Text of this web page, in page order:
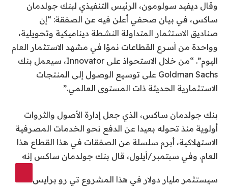
وقال ديفيد سولومون، الرئيس التنفيذي لبنك جولدمان
ساكس، في بيان صحفي أعلن فيه عن الصفقة: “إن
صناديق الاستثمار المتداولة النشطة ديناميكية وتحويلية،
وواحدة من أسرع القطاعات نموًا في مشهد الاستثمار العام
اليوم”. “من خلال الاستحواذ على Innovator، سيعمل بنك
Goldman Sachs على توسيع الوصول إلى المنتجات
الاستثمارية الحديثة ذات المستوى العالمي.”
بنك جولدمان ساكس، الذي جعل إدارة الأصول والثروات
أولوية منذ تحوله بعيدا عن الدفع نحو الخدمات المصرفية
الاستهلاكية، أبرم سلسلة من الصفقات في هذا القطاع هذا
العام. وفي سبتمبر/أيلول، قال بنك جولدمان ساكس إنه
سيستثمر مليار دولار في هذا المشروع تي رو برايس